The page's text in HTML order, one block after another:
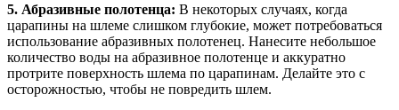
5. Абразивные полотенца: В некоторых случаях, когда
царапины на шлеме слишком глубокие, может потребоваться
использование абразивных полотенец. Нанесите небольшое
количество воды на абразивное полотенце и аккуратно
протрите поверхность шлема по царапинам. Делайте это с
осторожностью, чтобы не повредить шлем.